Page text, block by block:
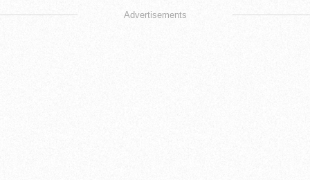
Advertisements